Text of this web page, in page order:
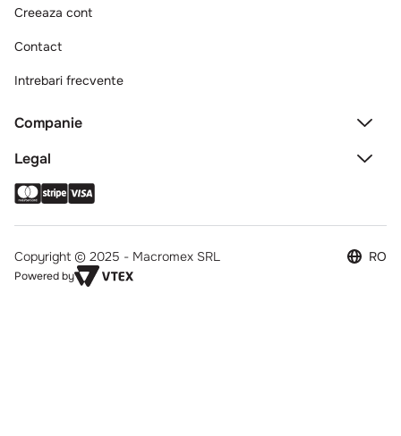
Creeaza cont
Contact
Intrebari frecvente
Companie
Legal
Copyright © 2025 - Macromex SRL
Powered by
RO